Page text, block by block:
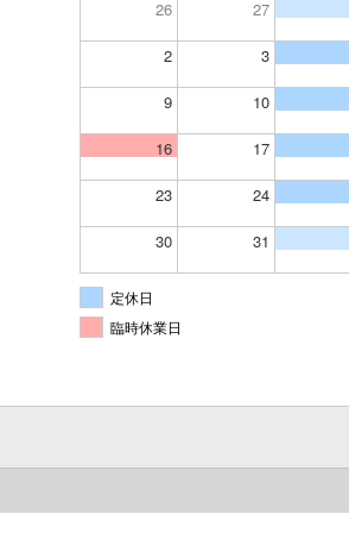
26 27
2 3
9 10
16 17
23 24
30 31
定休日
臨時休業日